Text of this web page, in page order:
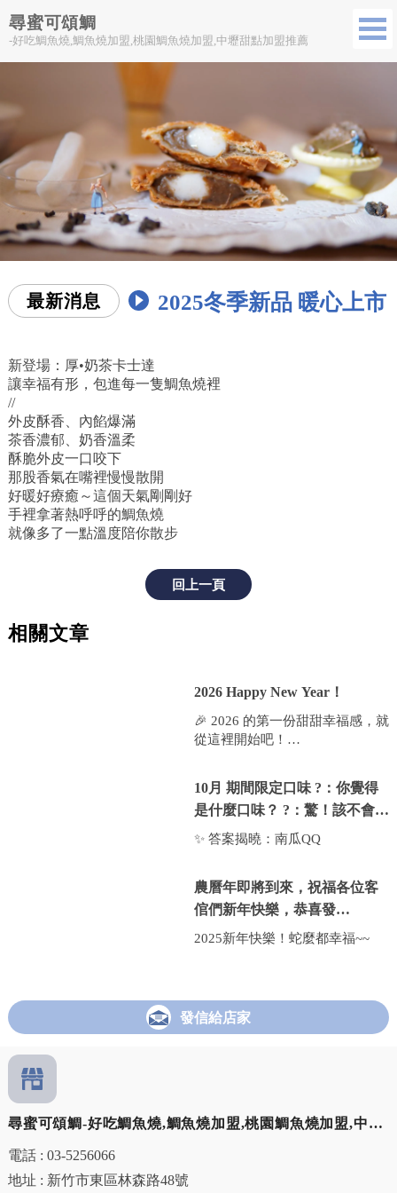
尋蜜可頌鯛
-好吃鯛魚燒,鯛魚燒加盟,桃園鯛魚燒加盟,中壢甜點加盟推薦
最新消息 2025冬季新品 暖心上市
新登場：厚•奶茶卡士達
讓幸福有形，包進每一隻鯛魚燒裡
//
外皮酥香、內餡爆滿
茶香濃郁、奶香溫柔
酥脆外皮一口咬下
那股香氣在嘴裡慢慢散開
好暖好療癒～這個天氣剛剛好
手裡拿著熱呼呼的鯛魚燒
就像多了一點溫度陪你散步
回上一頁
相關文章
2026 Happy New Year！
🎉 2026 的第一份甜甜幸福感，就
從這裡開始吧！
🐟 尋蜜可頌鯛魚燒 🐟
新的一年，就是要吃得酥酥脆
脆、甜甜蜜蜜！
10月 期間限定口味 ?：你覺得
是什麼口味？ ?：驚！該不會
是…？！
✨ 答案揭曉：南瓜QQ
農曆年即將到來，祝福各位客
倌們新年快樂，恭喜發
財！！！小額創業｜桃園小額
2025新年快樂！蛇麼都幸福~~
發信給店家
尋蜜可頌鯛-好吃鯛魚燒,鯛魚燒加盟,桃園鯛魚燒加盟,中壢
甜點加盟推薦
電話 : 03-5256066
地址 : 新竹市東區林森路48號